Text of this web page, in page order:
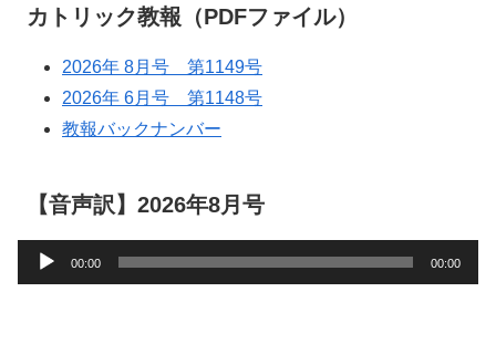
カトリック教報（PDFファイル）
2026年 8月号 第1149号
2026年 6月号 第1148号
教報バックナンバー
【音声訳】2026年8月号
声
00:00 00:00